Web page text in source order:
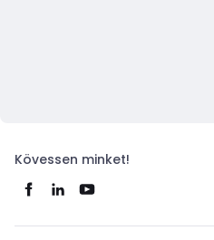
Kövessen minket!